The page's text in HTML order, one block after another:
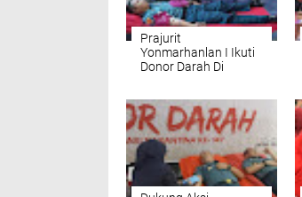
Prajurit
Yonmarhanlan I Ikuti
Donor Darah Di